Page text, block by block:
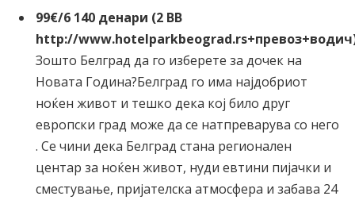
99€/6 140 денари (2 ВВ
http://
Зошто Белград да го изберете за дочек на
Новата Година?Белград го има најдобриот
ноќен живот и тешко дека кој било друг
европски град може да се натпреварува со него
. Се чини дека Белград стана регионален
центар за ноќен живот, нуди евтини пијачки и
сместување, пријателска атмосфера и забава 24